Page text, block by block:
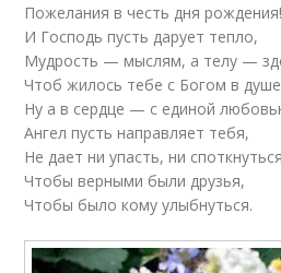
Пожелания в честь дня рождения!
И Господь пусть дарует тепло,
Мудрость — мыслям, а телу —
Чтоб жилось тебе с Богом в
Ну а в сердце — с единой
Ангел пусть направляет тебя,
Не дает ни упасть, ни
Чтобы верными были друзья,
Чтобы было кому улыбнуться.